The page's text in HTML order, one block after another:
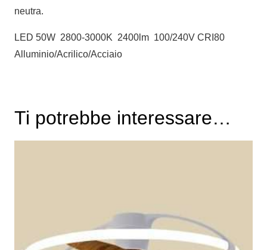
neutra.
LED 50W 2800-3000K 2400lm 100/240V CRI80
Alluminio/Acrilico/Acciaio
Ti potrebbe interessare…